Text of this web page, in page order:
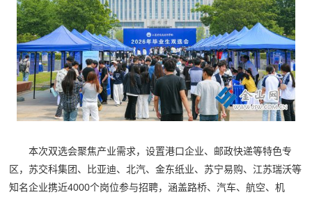
本次双选会聚焦产业需求，设置港口企业、邮政快递等特色专
区，苏交科集团、比亚迪、北汽、金东纸业、苏宁易购、江苏瑞沃等
知名企业携近4000个岗位参与招聘，涵盖路桥、汽车、航空、机